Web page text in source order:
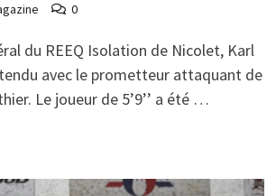
0
du REEQ Isolation de Nicolet, Karl
avec le prometteur attaquant de
Le joueur de 5’9’’ a été …